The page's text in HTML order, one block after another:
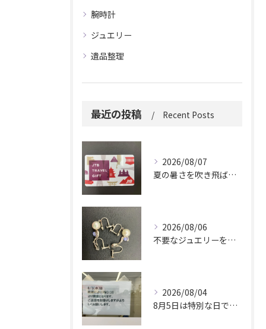
腕時計
ジュエリー
遺品整理
最近の投稿 Recent Posts
2026/08/07
夏の暑さを吹き飛ばしに来てください。
2026/08/06
不要なジュエリーを眠らせていませんか？
2026/08/04
8月5日は特別な日です。